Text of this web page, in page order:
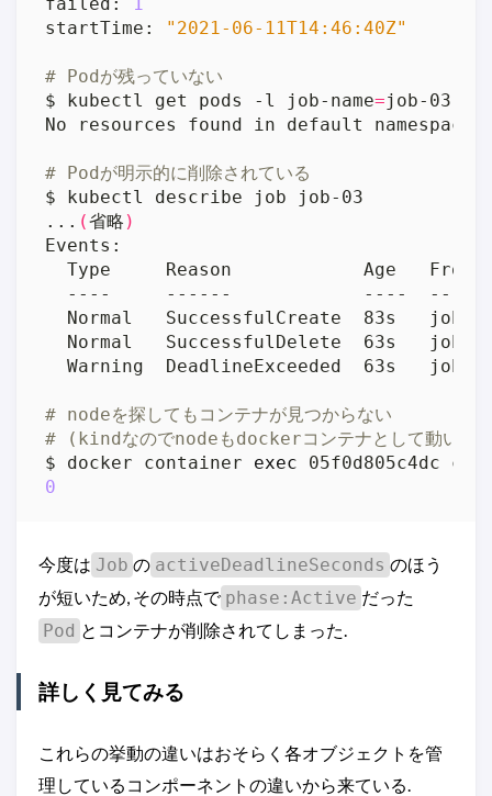
startTime: "2021-06-11T14:46:40Z"
# Podが残っていない
$ kubectl get pods -l job-name=
# Podが明示的に削除されている
... (省略 )
# nodeを探してもコンテナが見つからない
# (kindなのでnodeもdockerコンテナとして動いて
$ docker container exec 05f0d805c4dc
0
今度は Job の activeDeadlineSeconds のほう
が短いため, その時点で phase:Active だった
Pod とコンテナが削除されてしまった.
詳しく見てみる
これらの挙動の違いはおそらく各オブジェクトを管
理しているコンポーネントの違いから来ている.